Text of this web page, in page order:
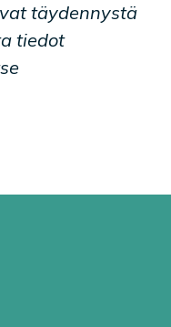
täydennystä
tiedot